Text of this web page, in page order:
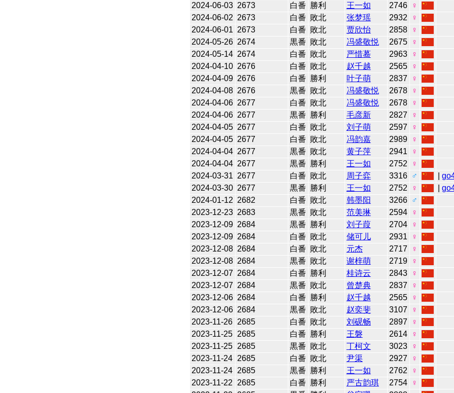
2024-06-03 2673 白番 勝利 王一如 2746
♀
2024-06-02 2673 白番 敗北 张梦瑶 2932
♀
2024-06-01 2673 白番 敗北 贾欣怡 2858
♀
2024-05-26 2674 黒番 敗北 冯盛敬悦 2675
♀
2024-05-14 2674 白番 敗北 严惜蓦 2963
♀
2024-04-10 2676 白番 敗北 赵千越 2565
♀
2024-04-09 2676 白番 勝利 叶子萌 2837
♀
2024-04-08 2676 黒番 敗北 冯盛敬悦 2678
♀
2024-04-06 2677 白番 敗北 冯盛敬悦 2678
♀
2024-04-06 2677 黒番 勝利 毛彦新 2827
♀
2024-04-05 2677 白番 敗北 刘子萌 2597
♀
2024-04-05 2677 白番 敗北 冯韵嘉 2989
♀
2024-04-04 2677 黒番 敗北 黄子萍 2941
♀
2024-04-04 2677 黒番 勝利 王一如 2752
♀
2024-03-31 2677 白番 敗北 周子弈 3316 ♂
2024-03-30 2677 黒番 勝利 王一如 2752 ♀
2024-01-12 2682 白番 敗北 韩墨阳 3266
♂
2023-12-23 2683 黒番 敗北 范美琳 2594
♀
2023-12-09 2684 黒番 勝利 刘子葭 2704
♀
2023-12-09 2684 白番 敗北 储可儿 2931
♀
2023-12-08 2684 白番 敗北 元杰 2717
♀
2023-12-08 2684 黒番 敗北 谢梓萌 2719
♀
2023-12-07 2684 白番 勝利 桂诗云 2843
♀
2023-12-07 2684 黒番 敗北 曾楚典 2837
♀
2023-12-06 2684 白番 勝利 赵千越 2565
♀
2023-12-06 2684 黒番 敗北 赵奕斐 3107
♀
2023-11-26
2685 白番 敗北 刘砚畅 2897
♀
2023-11-25
2685 白番 勝利 王磐 2614
♀
2023-11-25
2685 黒番 敗北 丁柯文 3023
♀
2023-11-24
2685 白番 敗北 尹渠 2927
♀
2023-11-24
2685 黒番 勝利 王一如 2762
♀
2023-11-22
2685 白番 勝利 严古韵琪 2754
♀